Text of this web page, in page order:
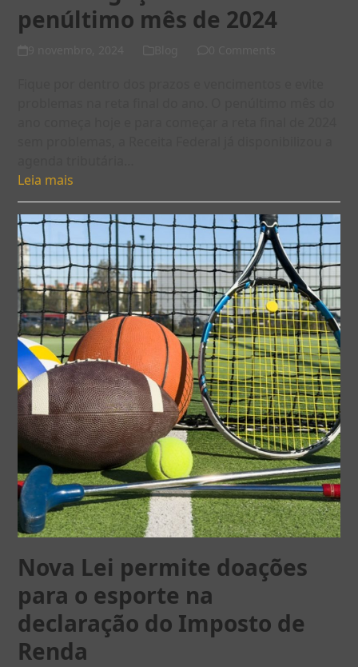
penúltimo mês de 2024
Leia mais
Nova Lei permite doações
para o esporte na
declaração do Imposto de
Renda